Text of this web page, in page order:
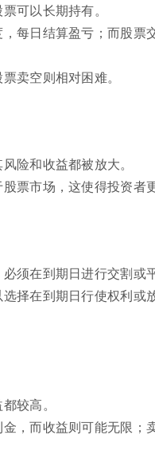
可以长期持有。
每日结算盈亏；而股
卖空则相对困难。
险和收益都被放大。
票市场，这使得投资者
须在到期日进行交割或平
择在到期日行使权利
较高。
，而收益则可能无限；